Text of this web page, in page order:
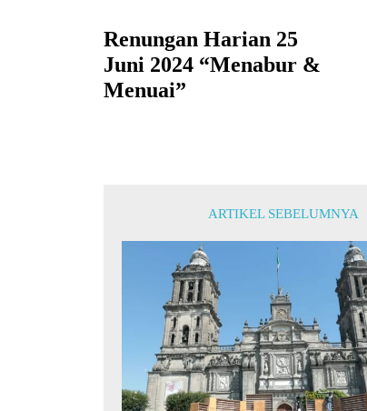
Renungan Harian 25
Juni 2024 “Menabur &
Menuai”
ARTIKEL SEBELUMNYA